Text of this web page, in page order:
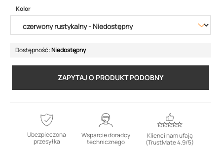
Kolor
Dostępność:Niedostępny
ZAPYTAJ O PRODUKT PODOBNY
Ubezpieczona
przesyłka
Wsparcie doradcy
technicznego
Klienci nam ufają
(TrustMate 4.9/5)